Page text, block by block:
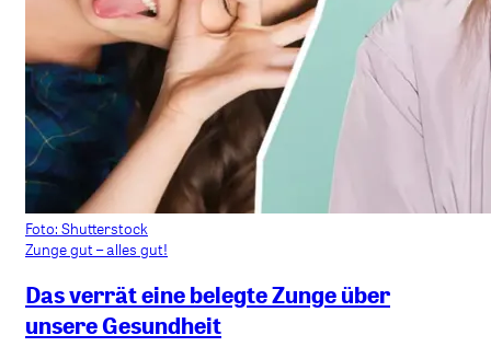
Foto: Shutterstock
Zunge gut – alles gut!
Das verrät eine belegte Zunge über
unsere Gesundheit